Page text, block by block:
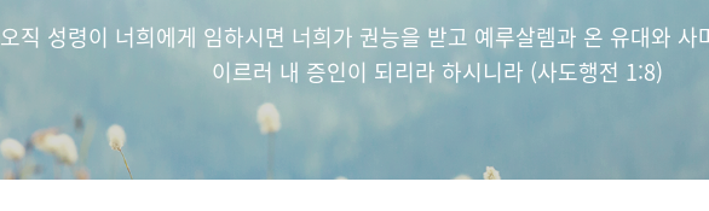
오직 성령이 너희에게 임하시면 너희가 권능을 받고 예루살렘과 온 유대와 사
이르러 내 증인이 되리라 하시니라 (사도행전 1:8)